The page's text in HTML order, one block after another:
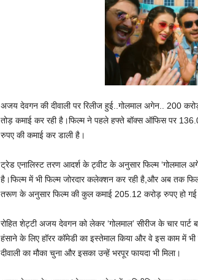
अजय देवगन की दीवाली पर रिलीज हुई..गोलमाल अगेन.. 200
तोड़ कमाई कर रही है।फिल्म ने पहले हफ्ते बॉक्स ऑफिस पर
रुपए की कमाई कर डाली है।
ट्रेड एनालिस्ट तरण आदर्श के ट्वीट के अनुसार फिल्म
है।फिल्म में भी फिल्म जोरदार कलेक्शन कर रही है,और अब तक
तरूण के अनुसार फिल्म की कुल कमाई 205.12 करोड़ रुपए हो
रोहित शेट्टी अजय देवगन को लेकर ‘गोलमाल’ सीरीज के चार
हंसाने के लिए हॉरर कॉमेडी का इस्तेमाल किया और वे इस काम में
दीवाली का मौका चुना और इसका उन्हें भरपूर फायदा भी मिला।